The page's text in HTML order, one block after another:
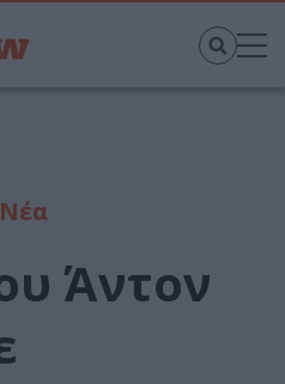
Νέα
Άντον